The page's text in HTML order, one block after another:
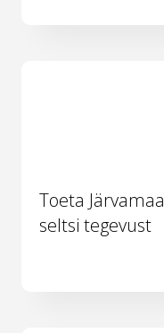
Toeta Järvamaa
seltsi tegevust